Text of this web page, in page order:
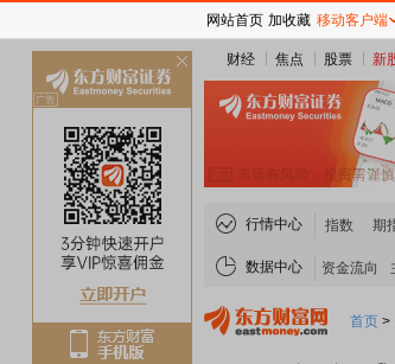
财经 焦点 股票 新
行情中心 指数 期
数据中心 资金流向
首页 >
网站首页 加收藏 移动客户端
关